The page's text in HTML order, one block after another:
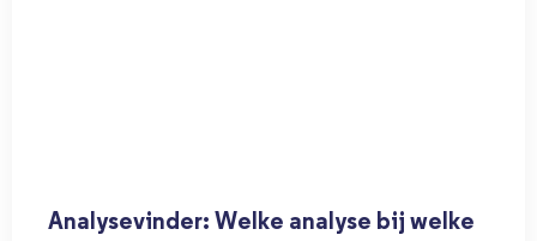
Analysevinder: Welke analyse bij welke